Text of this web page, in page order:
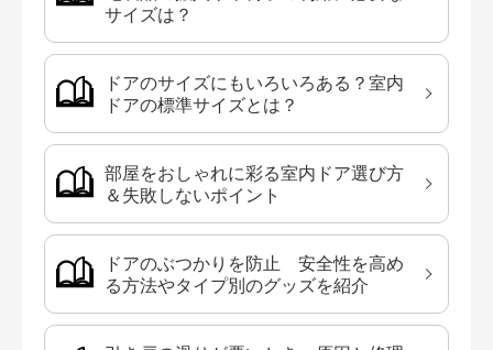
サイズは？
ドアのサイズにもいろいろある？室内
ドアの標準サイズとは？
部屋をおしゃれに彩る室内ドア選び方
＆失敗しないポイント
ドアのぶつかりを防止 安全性を高め
る方法やタイプ別のグッズを紹介